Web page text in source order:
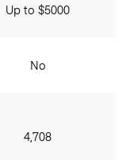
Up to $5000
No
4,708